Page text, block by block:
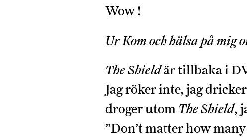
Wow !
UrKom och hälsa på mig
The Shieldär tillbaka i
Jag röker inte, jag
droger utom The Shield,
”Don’t matter how